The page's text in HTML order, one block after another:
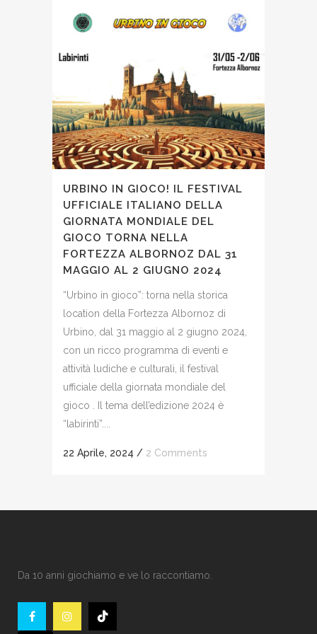
URBINO IN GIOCO! IL FESTIVAL
UFFICIALE ITALIANO DELLA
GIORNATA MONDIALE DEL
GIOCO TORNA NELLA
FORTEZZA ALBORNOZ DAL 31
MAGGIO AL 2 GIUGNO 2024
“Urbino in gioco”: torna nella storica
location della Fortezza Albornoz di
Urbino, dal 31 maggio al 2 giugno 2024,
con un ricco programma di eventi e
attività ludiche e culturali, il festival
ufficiale della giornata mondiale del
gioco . Il tema dell’edizione 2024 è
“labirinti”....
22 Aprile, 2024 / 2 Comments
Da 10 anni giochiamo e ve lo raccontiamo.